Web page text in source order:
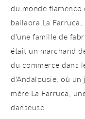
du monde
bailaora La
d'une famille de
était un marchand
du commerce dans
d'Andalousie, où un
mère La Farruca,
danseuse.